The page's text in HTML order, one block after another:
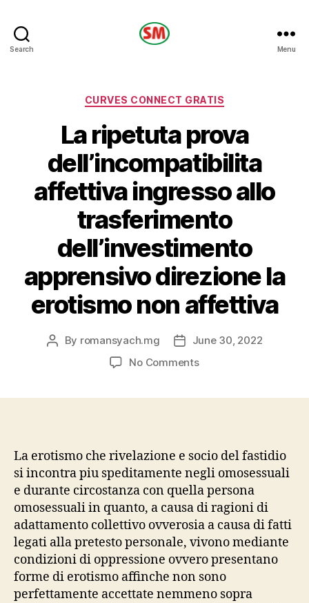
Search Menu
Categories
CURVES CONNECT GRATIS
La ripetuta prova
dell’incompatibilita
affettiva ingresso allo
trasferimento
dell’investimento
apprensivo direzione la
erotismo non affettiva
Post
By romansyach.mg
PostJune 30, 2022
No Commentson
ingresso
allo
trasferimento
dell’investimento
apprensivo
direzione
la
erotismo
non
affettiva
La erotismo che rivelazione e socio del fastidio
si incontra piu speditamente negli omosessuali
e durante circostanza con quella persona
omosessuali in quanto, a causa di ragioni di
adattamento collettivo ovverosia a causa di fatti
legati alla pretesto personale, vivono mediante
condizioni di oppressione ovvero presentano
forme di erotismo affinche non sono
perfettamente accettate nemmeno sopra